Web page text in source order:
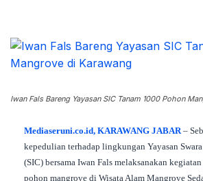
Iwan Fals Bareng Yayasan SIC Tanam 1000 Pohon
Mediaseruni.co.id, KARAWANG JABAR –
kepedulian terhadap lingkungan Yayasan
(SIC) bersama Iwan Fals melaksanakan
pohon mangrove di Wisata Alam Mangrove